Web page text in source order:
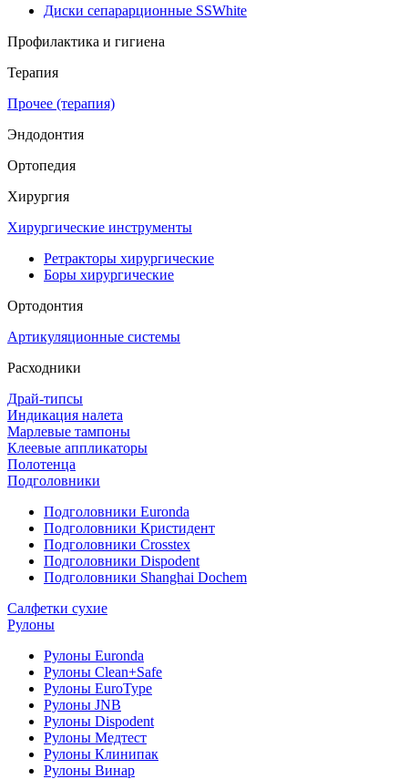
Диски сепарарционные SSWhite
Профилактика и гигиена
Терапия
Прочее (терапия)
Эндодонтия
Ортопедия
Хирургия
Хирургические инструменты
Ретракторы хирургические
Боры хирургические
Ортодонтия
Артикуляционные системы
Расходники
Драй-типсы
Индикация налета
Марлевые тампоны
Клеевые аппликаторы
Полотенца
Подголовники
Подголовники Euronda
Подголовники Кристидент
Подголовники Crosstex
Подголовники Dispodent
Подголовники Shanghai Dochem
Салфетки сухие
Рулоны
Рулоны Euronda
Рулоны Clean+Safe
Рулоны EuroType
Рулоны JNB
Рулоны Dispodent
Рулоны Медтест
Рулоны Клинипак
Рулоны Винар